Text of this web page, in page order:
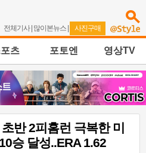
전체기사| 많이본뉴스 | 사진구매
츠 포토엔 영상TV
반 2피홈런 극복한 미
승 달성..ERA 1.62